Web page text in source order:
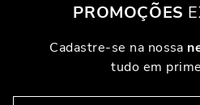
PROMOÇÕES
Cadastre-se na nossa
tudo em